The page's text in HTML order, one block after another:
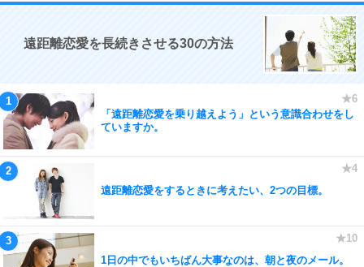
遠距離恋愛を長続きさせる30の方法
「遠距離恋愛を乗り越えよう」という意識合わせをし
ていますか。
遠距離恋愛をするときに考えたい、2つの目標。
1日の中でもいちばん大事なのは、朝と夜のメール。